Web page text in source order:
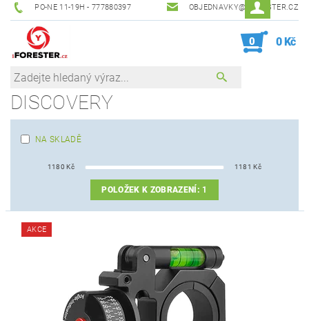
PO-NE 11-19H - 777880397 OBJEDNAVKY@IFORESTER.CZ
0 0 Kč
DISCOVERY
NA SKLADĚ
1180 Kč 1181 Kč
POLOŽEK K ZOBRAZENÍ: 1
AKCE